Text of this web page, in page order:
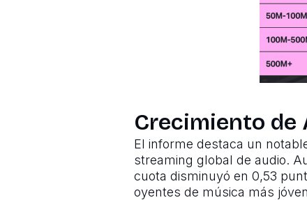
Crecimiento
El informe destaca un
streaming global de audio.
cuota disminuyó en 0,53
oyentes de música más